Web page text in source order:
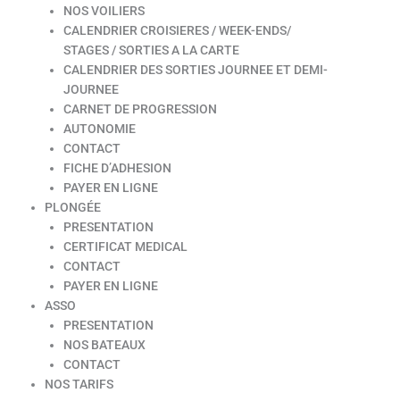
NOS VOILIERS
CALENDRIER CROISIERES / WEEK-ENDS/
STAGES / SORTIES A LA CARTE
CALENDRIER DES SORTIES JOURNEE ET DEMI-
JOURNEE
CARNET DE PROGRESSION
AUTONOMIE
CONTACT
FICHE D’ADHESION
PAYER EN LIGNE
PLONGÉE
PRESENTATION
CERTIFICAT MEDICAL
CONTACT
PAYER EN LIGNE
ASSO
PRESENTATION
NOS BATEAUX
CONTACT
NOS TARIFS